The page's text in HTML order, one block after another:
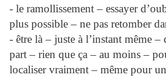
- le ramollissement – essayer
plus possible – ne pas retomber
- être là – juste à l’instant même –
part – rien que ça – au moins –
localiser vraiment – même pour